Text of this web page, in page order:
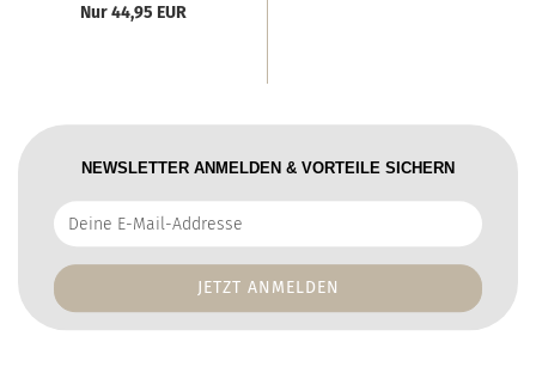
Nur 44,95 EUR
NEWSLETTER ANMELDEN & VORTEILE SICHERN
Deine
E-
Addresse